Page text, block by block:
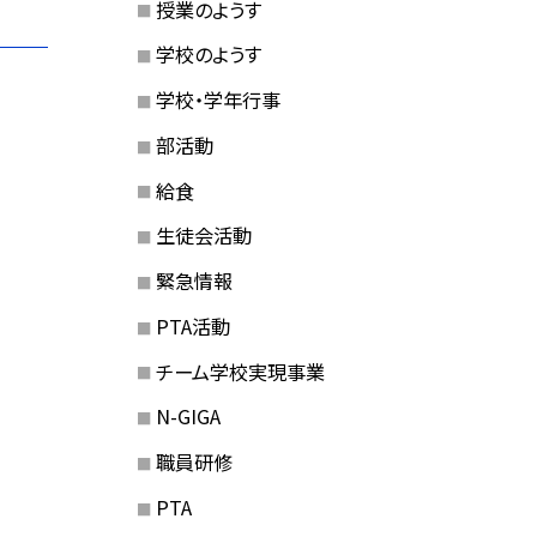
授業のようす
学校のようす
学校・学年行事
部活動
給食
生徒会活動
緊急情報
PTA活動
チーム学校実現事業
N-GIGA
職員研修
PTA